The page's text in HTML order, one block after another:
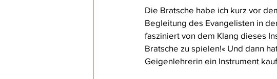
Die Bratsche habe ich kurz vor
Begleitung des Evangelisten in
fasziniert von dem Klang dieses
Bratsche zu spielen!« Und dann
Geigenlehrerin ein Instrument